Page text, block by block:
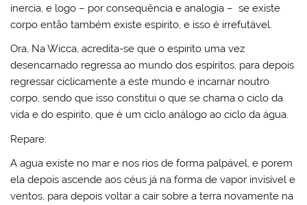
inercia, e logo – por consequência e analogia – se existe
corpo então também existe espirito, e isso é irrefutável.
Ora, Na Wicca, acredita-se que o espirito uma vez
desencarnado regressa ao mundo dos espíritos, para depois
regressar ciclicamente a este mundo e incarnar noutro
corpo, sendo que isso constitui o que se chama o ciclo da
vida e do espirito, que é um ciclo análogo ao ciclo da água.
Repare:
A agua existe no mar e nos rios de forma palpável, e porem
ela depois ascende aos céus já na forma de vapor invisível e
ventos, para depois voltar a cair sobre a terra novamente na